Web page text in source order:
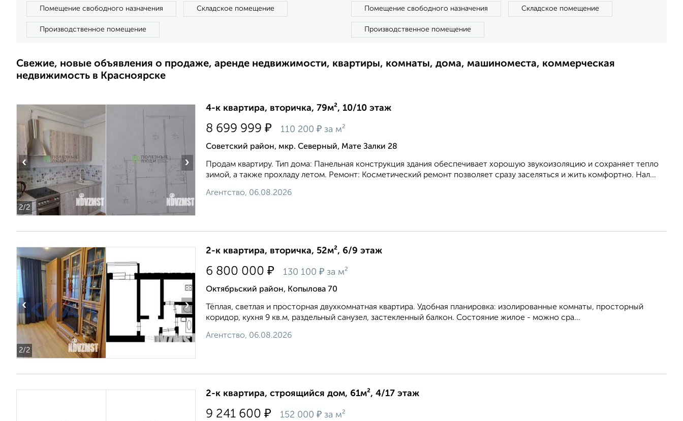
Помещение свободного назначения Складское помещение
Производственное помещение
Помещение свободного назначения Складское помещение
Производственное помещение
Свежие, новые объявления о продаже, аренде недвижимости, квартиры, комнаты, дома, машиноместа, коммерческая
недвижимость в Красноярске
2/2
‹ ›
4-к квартира, вторичка, 79м², 10/10 этаж
8 699 999 ₽ 110 200 ₽ за м²
Советский район, мкр. Северный, Мате Залки 28
Продам квартиру. Тип дома: Панельная конструкция здания обеспечивает хорошую звукоизоляцию и сохраняет тепло
зимой, а также прохладу летом. Ремонт: Косметический ремонт позволяет сразу заселяться и жить комфортно. Нал...
Агентство, 06.08.2026
2/2
‹ ›
2-к квартира, вторичка, 52м², 6/9 этаж
6 800 000 ₽ 130 100 ₽ за м²
Октябрьский район, Копылова 70
Тёплая, светлая и просторная двухкомнатная квартира. Удобная планировка: изолированные комнаты, просторный
коридор, кухня 9 кв.м, раздельный санузел, застекленный балкон. Состояние жилое - можно сра...
Агентство, 06.08.2026
2-к квартира, строящийся дом, 61м², 4/17 этаж
9 241 600 ₽ 152 000 ₽ за м²